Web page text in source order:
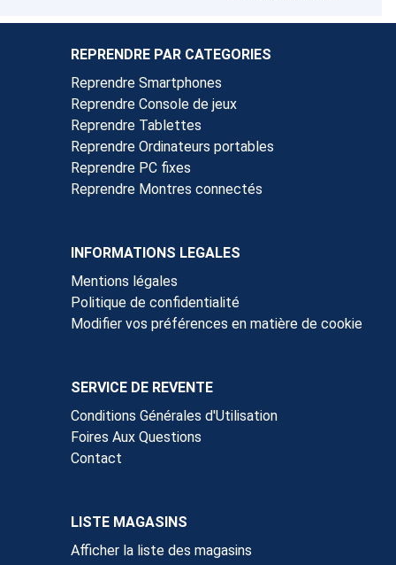
REPRENDRE PAR CATEGORIES
Reprendre Smartphones
Reprendre Console de jeux
Reprendre Tablettes
Reprendre Ordinateurs portables
Reprendre PC fixes
Reprendre Montres connectés
INFORMATIONS LEGALES
Mentions légales
Politique de confidentialité
Modifier vos préférences en matière de cookie
SERVICE DE REVENTE
Conditions Générales d'Utilisation
Foires Aux Questions
Contact
LISTE MAGASINS
Afficher la liste des magasins